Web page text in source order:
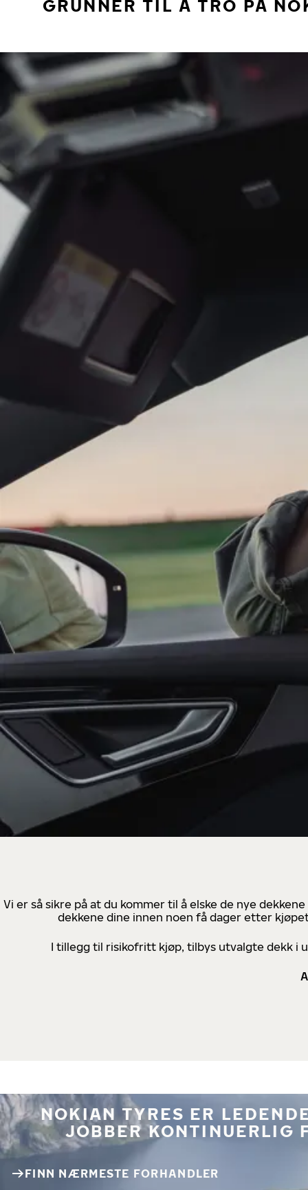
GRUNNER TIL Å TRO PÅ
Vi er så sikre på at du kommer til å elske de nye
dekkene dine innen noen få dager etter
I tillegg til risikofritt kjøp, tilbys utvalgte dekk i
NOKIAN TYRES ER
JOBBER KONTINUERLIG
FINN NÆRMESTE FORHANDLER